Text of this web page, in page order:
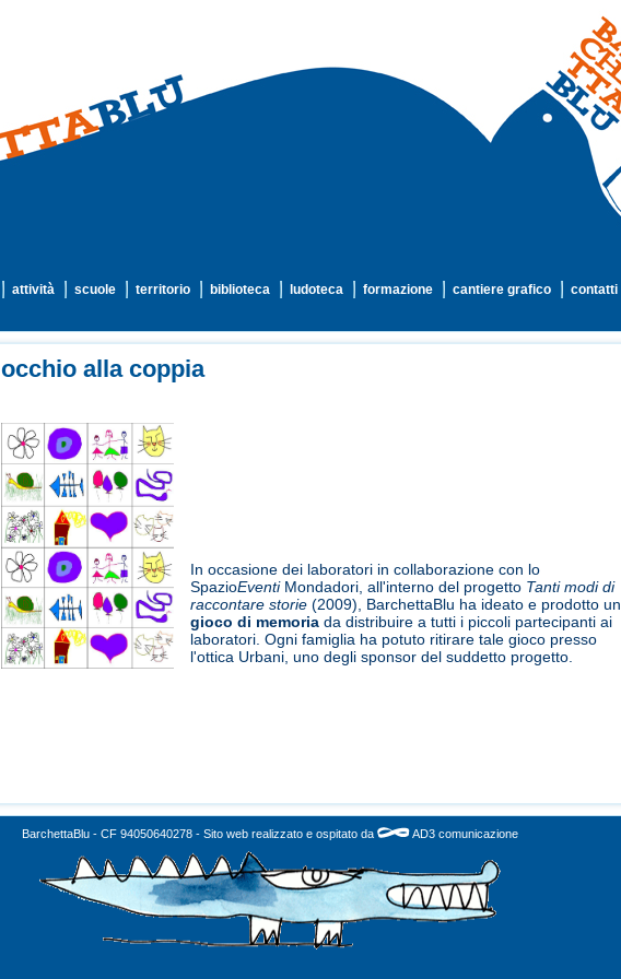
attività scuole territorio biblioteca ludoteca formazione cantiere grafico contatti
occhio alla coppia
In occasione dei laboratori in collaborazione con lo
SpazioEventi Mondadori all'interno del progetto Tanti modi di
raccontare storie (2009), BarchettaBlu ha ideato e prodotto un
gioco di memoria da distribuire a tutti i piccoli partecipanti ai
laboratori Ogni famiglia ha potuto ritirare tale gioco presso
l'ottica Urbani uno degli sponsor del suddetto progetto
BarchettaBlu - CF 94050640278 - Sito web realizzato e ospitato da AD3 comunicazione